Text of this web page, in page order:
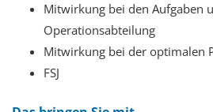
Mitwirkung bei den Aufgaben
Operationsabteilung
Mitwirkung bei der optimalen
FSJ